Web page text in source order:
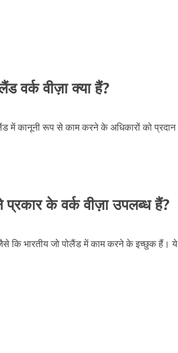
वर्क वीज़ा क्या हैं?
में कानूनी रूप से काम करने के अधिकारों को
के वर्क वीज़ा उपलब्ध हैं?
कि भारतीय जो पोलैंड में काम करने के इच्छुक हैं। ये